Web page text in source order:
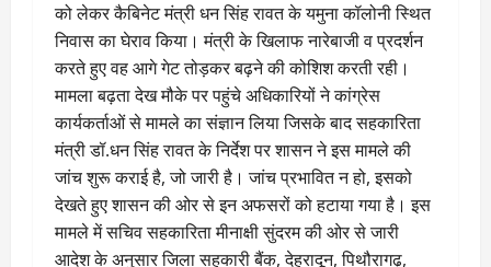
को लेकर कैबिनेट मंत्री धन सिंह रावत के यमुना कॉलोनी स्थित
निवास का घेराव किया। मंत्री के खिलाफ नारेबाजी व प्रदर्शन
करते हुए वह आगे गेट तोड़कर बढ़ने की कोशिश करती रही।
मामला बढ़ता देख मौके पर पहुंचे अधिकारियों ने कांग्रेस
कार्यकर्ताओं से मामले का संज्ञान लिया जिसके बाद सहकारिता
मंत्री डॉ.धन सिंह रावत के निर्देश पर शासन ने इस मामले की
जांच शुरू कराई है, जो जारी है। जांच प्रभावित न हो, इसको
देखते हुए शासन की ओर से इन अफसरों को हटाया गया है। इस
मामले में सचिव सहकारिता मीनाक्षी सुंदरम की ओर से जारी
आदेश के अनुसार जिला सहकारी बैंक, देहरादून, पिथौरागढ़,